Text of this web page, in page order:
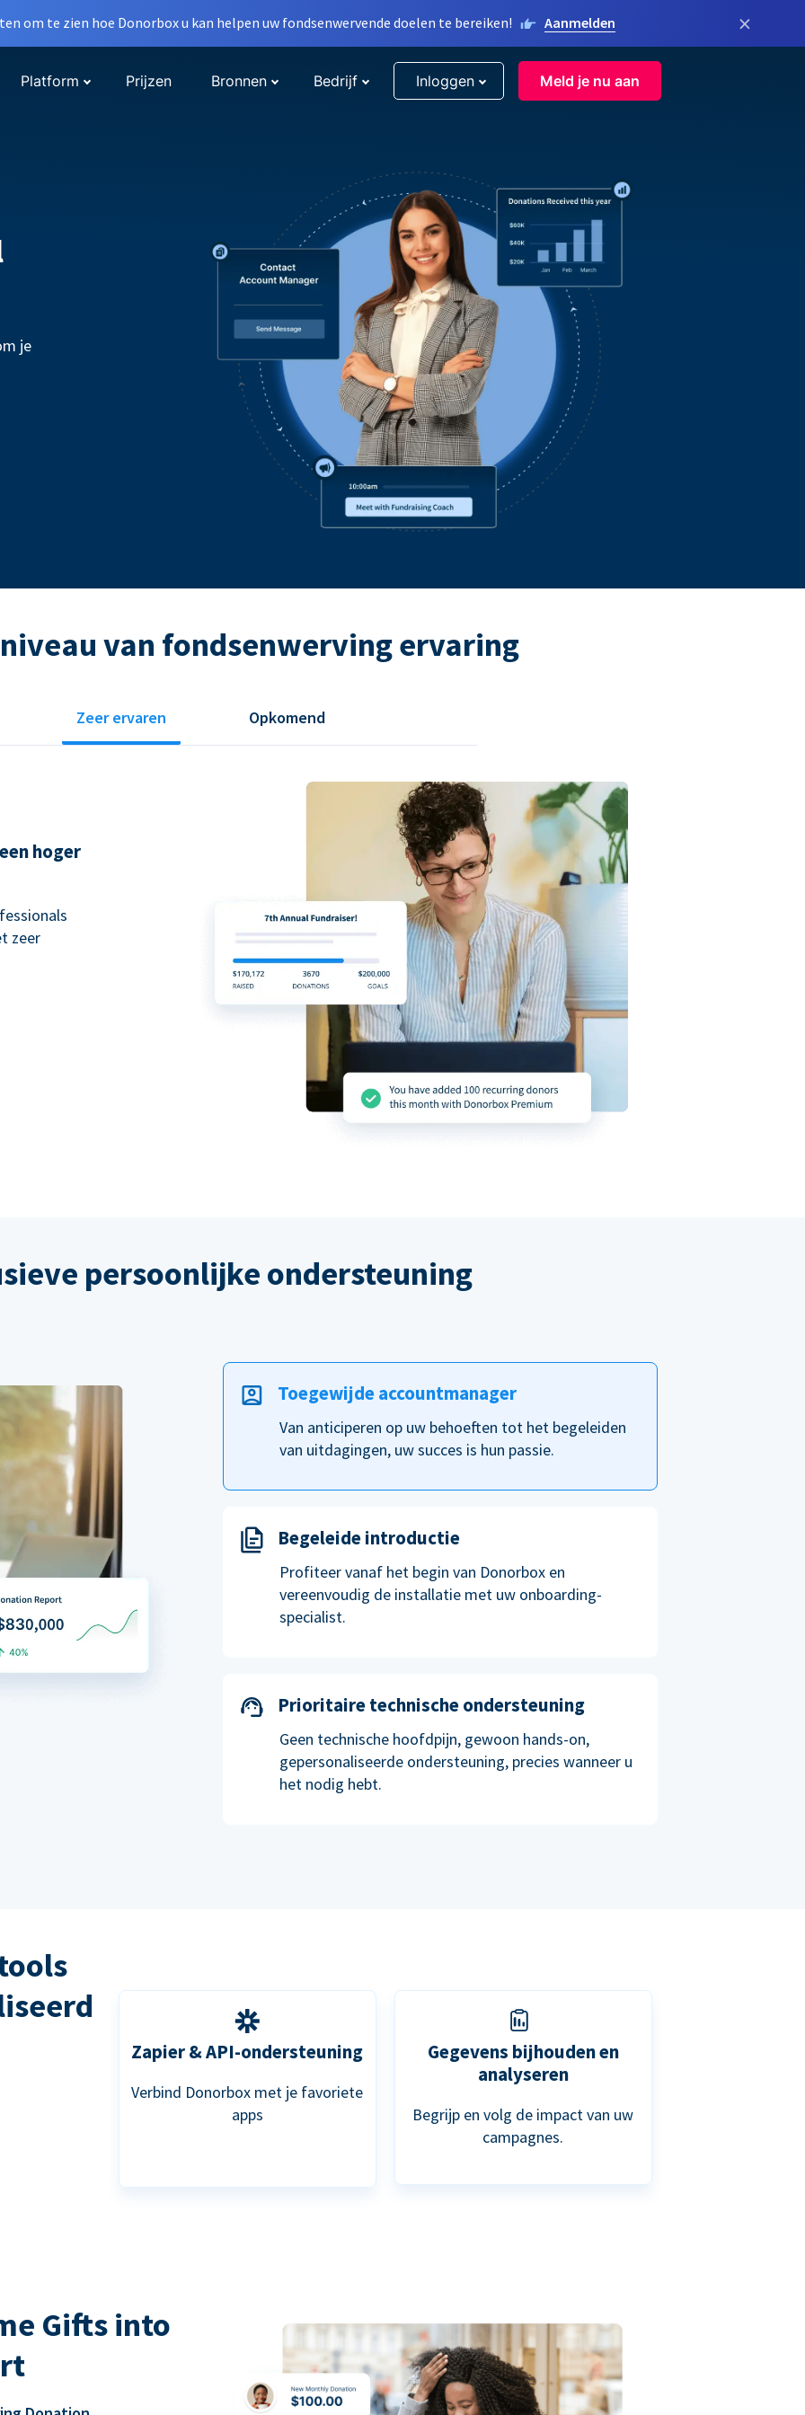
om te zien hoe Donorbox u kan helpen uw fondsenwervende doelen te bereiken! Aanmelden ×
Platform Prijzen Bronnen Bedrijf Inloggen Meld je nu aan
je
van fondsenwerving ervaring
Zeer ervaren Opkomend
hoger
zeer
persoonlijke ondersteuning
Toegewijde accountmanager
Van anticiperen op uw behoeften tot het begeleiden
van uitdagingen, uw succes is hun passie.
Begeleide introductie
Profiteer vanaf het begin van Donorbox en
vereenvoudig de installatie met uw onboarding-
specialist.
Prioritaire technische ondersteuning
Geen technische hoofdpijn, gewoon hands-on,
gepersonaliseerde ondersteuning, precies wanneer u
het nodig hebt.
Zapier & API-ondersteuning
Verbind Donorbox met je favoriete
apps
Gegevens bijhouden en
analyseren
Begrijp en volg de impact van uw
campagnes.
Gifts into